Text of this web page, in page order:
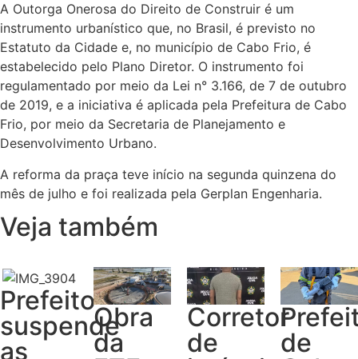
A Outorga Onerosa do Direito de Construir é um
instrumento urbanístico que, no Brasil, é previsto no
Estatuto da Cidade e, no município de Cabo Frio, é
estabelecido pelo Plano Diretor. O instrumento foi
regulamentado por meio da Lei n° 3.166, de 7 de outubro
de 2019, e a iniciativa é aplicada pela Prefeitura de Cabo
Frio, por meio da Secretaria de Planejamento e
Desenvolvimento Urbano.
A reforma da praça teve início na segunda quinzena do
mês de julho e foi realizada pela Gerplan Engenharia.
Veja também
Prefeito
suspende
as
Obra
da
Corretor
de
de